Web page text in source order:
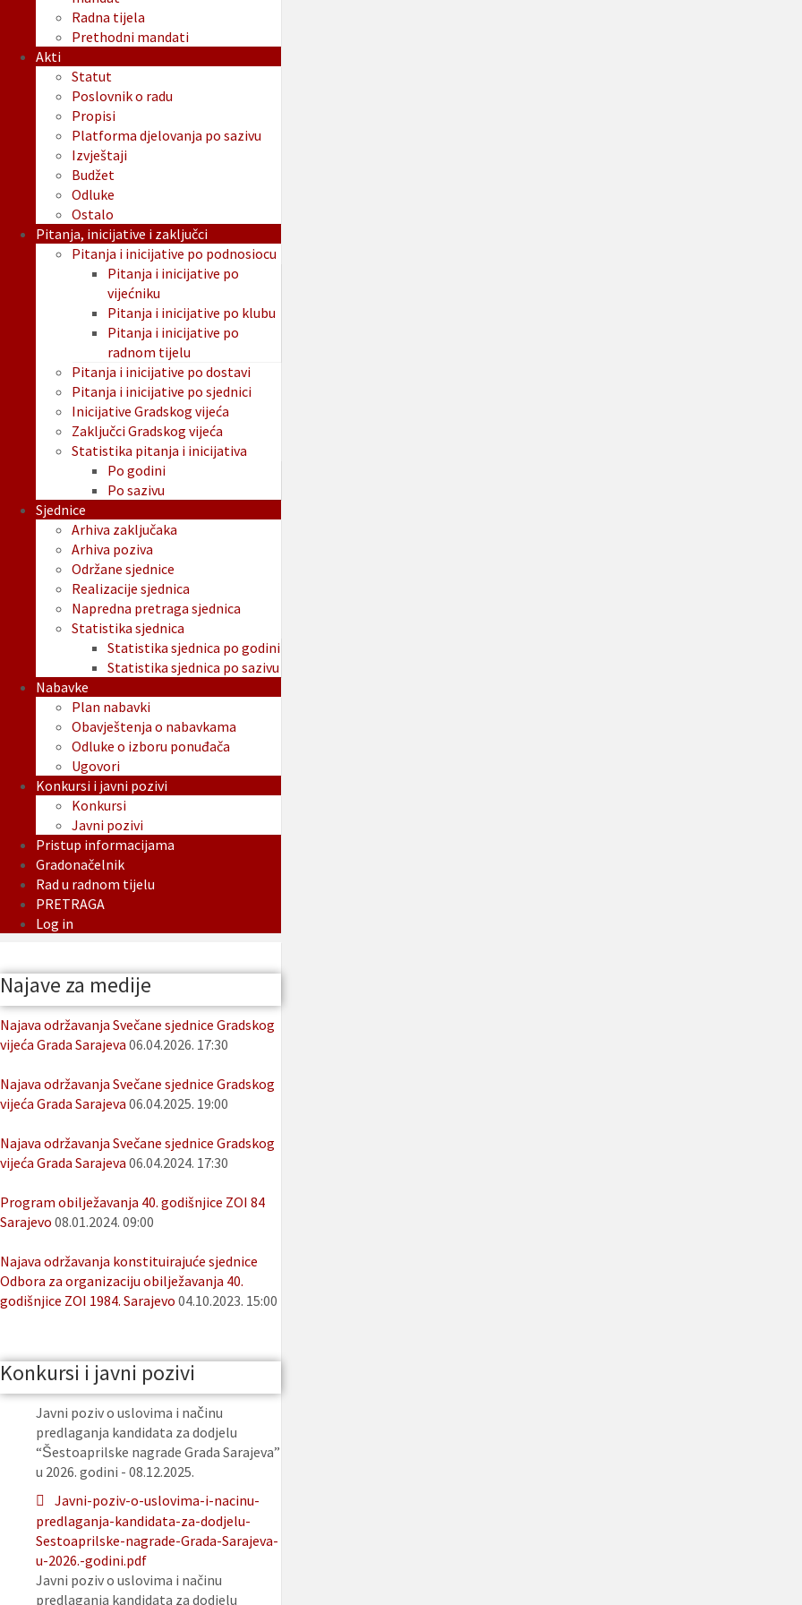
Radna tijela
Prethodni mandati
Akti
Statut
Poslovnik o radu
Propisi
Platforma djelovanja po sazivu
Izvještaji
Budžet
Odluke
Ostalo
Pitanja, inicijative i zaključci
Pitanja i inicijative po podnosiocu
Pitanja i inicijative po
vijećniku
Pitanja i inicijative po klubu
Pitanja i inicijative po
radnom tijelu
Pitanja i inicijative po dostavi
Pitanja i inicijative po sjednici
Inicijative Gradskog vijeća
Zaključci Gradskog vijeća
Statistika pitanja i inicijativa
Po godini
Po sazivu
Sjednice
Arhiva zaključaka
Arhiva poziva
Održane sjednice
Realizacije sjednica
Napredna pretraga sjednica
Statistika sjednica
Statistika sjednica po godini
Statistika sjednica po sazivu
Nabavke
Plan nabavki
Obavještenja o nabavkama
Odluke o izboru ponuđača
Ugovori
Konkursi i javni pozivi
Konkursi
Javni pozivi
Pristup informacijama
Gradonačelnik
Rad u radnom tijelu
PRETRAGA
Log in
Najave za medije
Najava održavanja Svečane sjednice Gradskog
vijeća Grada Sarajeva 06.04.2026. 17:30
Najava održavanja Svečane sjednice Gradskog
vijeća Grada Sarajeva 06.04.2025. 19:00
Najava održavanja Svečane sjednice Gradskog
vijeća Grada Sarajeva 06.04.2024. 17:30
Program obilježavanja 40. godišnjice ZOI 84
Sarajevo 08.01.2024. 09:00
Najava održavanja konstituirajuće sjednice
Odbora za organizaciju obilježavanja 40.
godišnjice ZOI 1984. Sarajevo 04.10.2023. 15:00
Konkursi i javni pozivi
Javni poziv o uslovima i načinu
predlaganja kandidata za dodjelu
“Šestoaprilske nagrade Grada Sarajeva”
u 2026. godini - 08.12.2025.
Javni-poziv-o-uslovima-i-nacinu-
predlaganja-kandidata-za-dodjelu-
Sestoaprilske-nagrade-Grada-Sarajeva-
u-2026.-godini.pdf
Javni poziv o uslovima i načinu
predlaganja kandidata za dodjelu